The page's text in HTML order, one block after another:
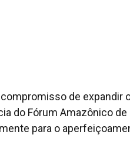
de expandir
do Fórum Amazônico
para o